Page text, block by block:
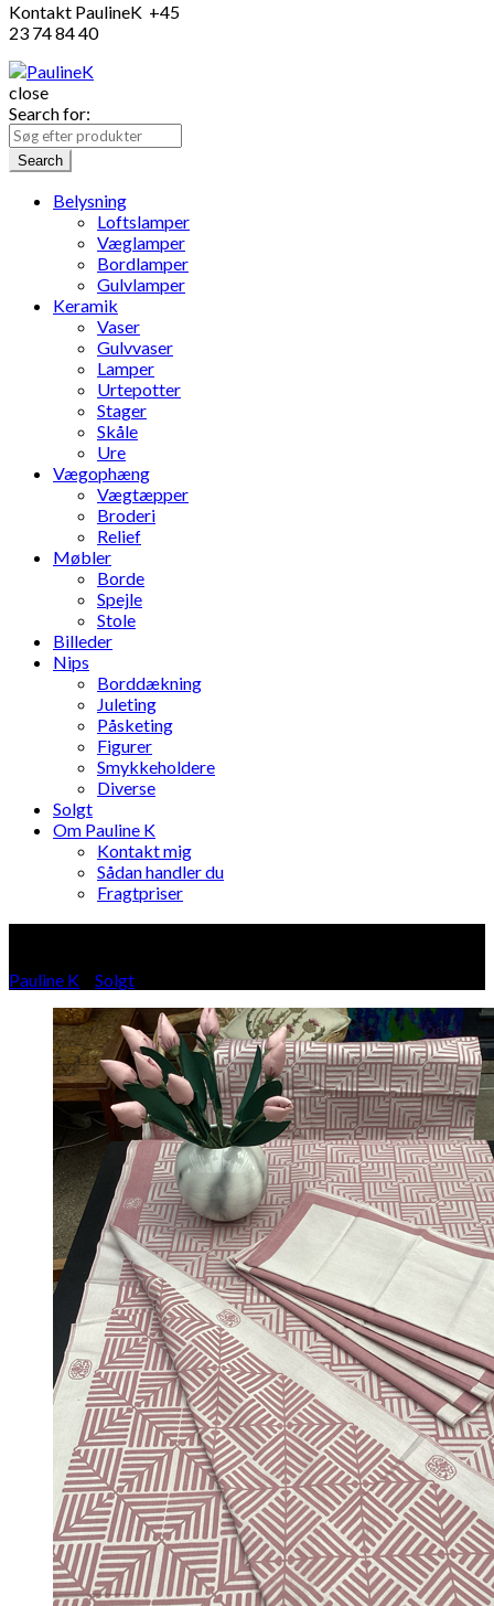
Kontakt PaulineK +45
23 74 84 40
close
Search for:
Search
Belysning
Loftslamper
Væglamper
Bordlamper
Gulvlamper
Keramik
Vaser
Gulvvaser
Lamper
Urtepotter
Stager
Skåle
Ure
Vægophæng
Vægtæpper
Broderi
Relief
Møbler
Borde
Spejle
Stole
Billeder
Nips
Borddækning
Juleting
Påsketing
Figurer
Smykkeholdere
Diverse
Solgt
Om Pauline K
Kontakt mig
Sådan handler du
Fragtpriser
Pauline K Solgt